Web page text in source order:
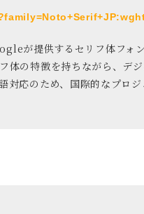
が提供するセリフ体フォ
体の特徴を持ちながら、デ
対応のため、国際的なプロ